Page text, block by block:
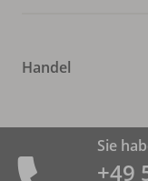
Handel
Sie
+49